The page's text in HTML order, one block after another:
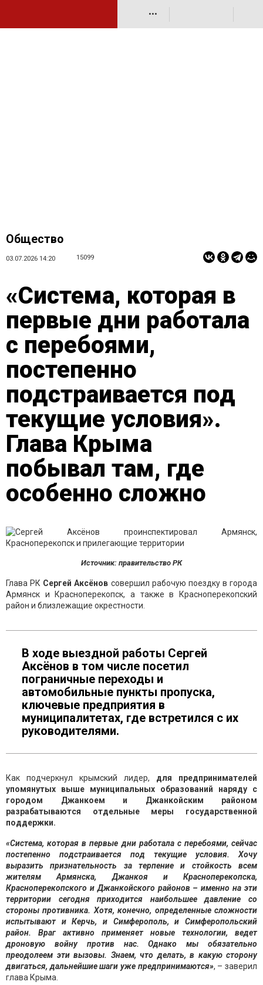
•••
Общество
03.07.2026 14:20 15099
«Система, которая в
первые дни работала
с перебоями,
постепенно
подстраивается под
текущие условия».
Глава Крыма
побывал там, где
особенно сложно
Источник: правительство РК
Глава РК Сергей Аксёнов совершил рабочую поездку в города
Армянск и Красноперекопск, а также в Красноперекопский
район и близлежащие окрестности.
В ходе выездной работы Сергей
Аксёнов в том числе посетил
пограничные переходы и
автомобильные пункты пропуска,
ключевые предприятия в
муниципалитетах, где встретился с их
руководителями.
Как подчеркнул крымский лидер, для предпринимателей
упомянутых выше муниципальных образований наряду с
городом Джанкоем и Джанкойским районом
разрабатываются отдельные меры государственной
поддержки.
«Система, которая в первые дни работала с перебоями, сейчас
постепенно подстраивается под текущие условия. Хочу
выразить признательность за терпение и стойкость всем
жителям Армянска, Джанкоя и Красноперекопска,
Красноперекопского и Джанкойского районов – именно на эти
территории сегодня приходится наибольшее давление со
стороны противника. Хотя, конечно, определенные сложности
испытывают и Керчь, и Симферополь, и Симферопольский
район. Враг активно применяет новые технологии, ведет
дроновую войну против нас. Однако мы обязательно
преодолеем эти вызовы. Знаем, что делать, в какую сторону
двигаться, дальнейшие шаги уже предпринимаются», – заверил
глава Крыма.